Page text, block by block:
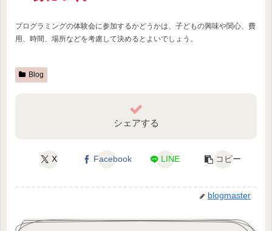
プログラミングの体験会に参加するかどうかは、子どもの興味や関心、費
用、時間、場所などを考慮して決めるとよいでしょう。
Blog
シェアする
X Facebook LINE コピー
blogmaster